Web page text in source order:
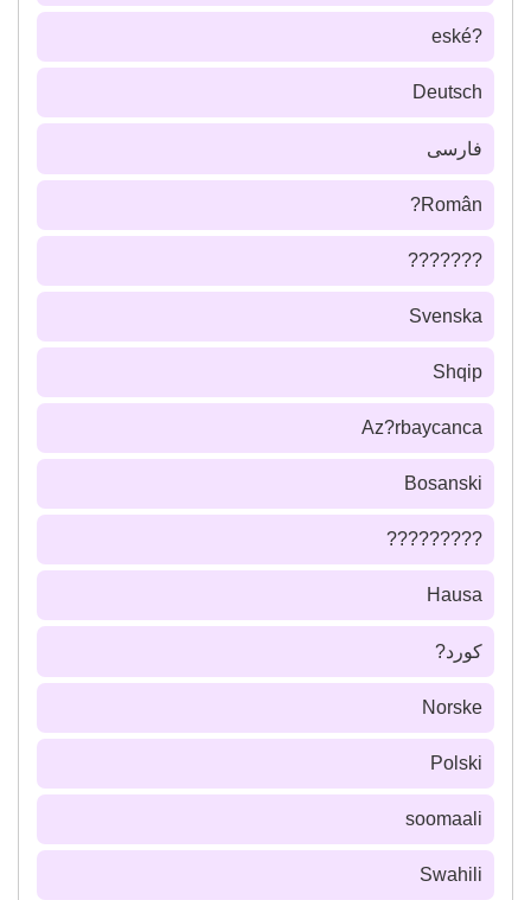
?eské
Deutsch
فارسى
Român?
???????
Svenska
Shqip
Az?rbaycanca
Bosanski
?????????
Hausa
كورد?
Norske
Polski
soomaali
Swahili